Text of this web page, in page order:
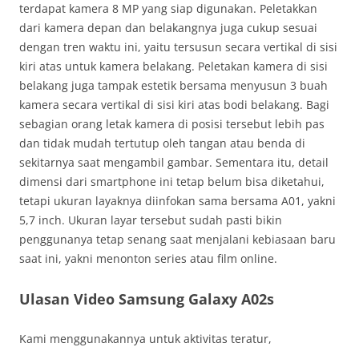
terdapat kamera 8 MP yang siap digunakan. Peletakkan
dari kamera depan dan belakangnya juga cukup sesuai
dengan tren waktu ini, yaitu tersusun secara vertikal di sisi
kiri atas untuk kamera belakang. Peletakan kamera di sisi
belakang juga tampak estetik bersama menyusun 3 buah
kamera secara vertikal di sisi kiri atas bodi belakang. Bagi
sebagian orang letak kamera di posisi tersebut lebih pas
dan tidak mudah tertutup oleh tangan atau benda di
sekitarnya saat mengambil gambar. Sementara itu, detail
dimensi dari smartphone ini tetap belum bisa diketahui,
tetapi ukuran layaknya diinfokan sama bersama A01, yakni
5,7 inch. Ukuran layar tersebut sudah pasti bikin
penggunanya tetap senang saat menjalani kebiasaan baru
saat ini, yakni menonton series atau film online.
Ulasan Video Samsung Galaxy A02s
Kami menggunakannya untuk aktivitas teratur,